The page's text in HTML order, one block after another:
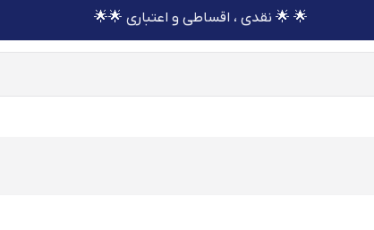
🌟 🌟 نقدی ، اقساطی و اعتباری 🌟🌟